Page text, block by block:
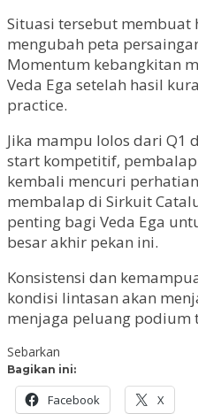
Situasi tersebut membuat
mengubah peta
Momentum kebangkitan
Veda Ega setelah hasil
practice.
Jika mampu lolos dari Q1
start kompetitif,
kembali mencuri
membalap di Sirkuit
penting bagi Veda Ega
besar akhir pekan ini.
Konsistensi dan
kondisi lintasan akan
menjaga peluang podium
Sebarkan
Bagikan ini:
Facebook X